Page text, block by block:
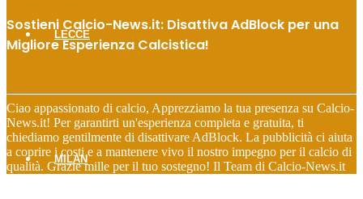
LECCE
MILAN
Sostieni Calcio-News.it: Disattiva AdBlock per una
Migliore Esperienza Calcistica!
Ciao appassionato di calcio, Apprezziamo la tua presenza su Calcio-
News.it! Per garantirti un'esperienza completa e gratuita, ti
chiediamo gentilmente di disattivare AdBlock. La pubblicità ci aiuta
a coprire i costi e a mantenere vivo il nostro impegno per il calcio di
qualità. Grazie mille per il tuo sostegno! Il Team di Calcio-News.it